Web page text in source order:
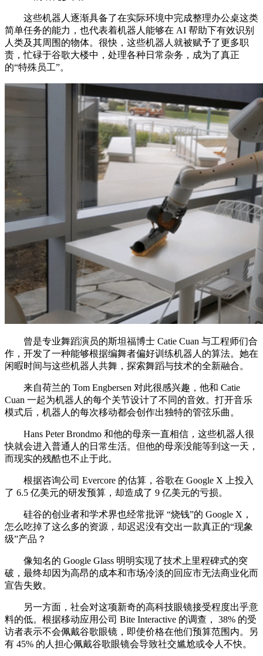
这些机器人逐渐具备了在实际环境中完成整理办公桌这类
简单任务的能力，也代表着机器人能够在 AI 帮助下有效识别
人类及其周围的物体。很快，这些机器人就被赋予了更多职
责，忙碌于谷歌大楼中，处理各种日常杂务，成为了真正
的“特殊员工”。
曾是专业舞蹈演员的斯坦福博士 Catie Cuan 与工程师们合
作，开发了一种能够根据编舞者偏好训练机器人的算法。她在
闲暇时间与这些机器人共舞，探索舞蹈与技术的全新融合。
来自荷兰的 Tom Engbersen 对此很感兴趣，他和 Catie
Cuan 一起为机器人的每个关节设计了不同的音效。打开音乐
模式后，机器人的每次移动都会创作出独特的管弦乐曲。
Hans Peter Brondmo 和他的母亲一直相信，这些机器人很
快就会进入普通人的日常生活。但他的母亲没能等到这一天，
而现实的残酷也不止于此。
根据咨询公司 Evercore 的估算，谷歌在 Google X 上投入
了 6.5 亿美元的研发预算，却造成了 9 亿美元的亏损。
硅谷的创业者和学术界也经常批评 “烧钱”的 Google X，
怎么吃掉了这么多的资源，却迟迟没有交出一款真正的“现象
级”产品？
像知名的 Google Glass 明明实现了技术上里程碑式的突
破，最终却因为高昂的成本和市场冷淡的回应市无法商业化而
宣告失败。
另一方面，社会对这项新奇的高科技眼镜接受程度出乎意
料的低。根据移动应用公司 Bite Interactive 的调查， 38% 的受
访者表示不会佩戴谷歌眼镜，即使价格在他们预算范围内。另
有 45% 的人担心佩戴谷歌眼镜会导致社交尴尬或令人不快。